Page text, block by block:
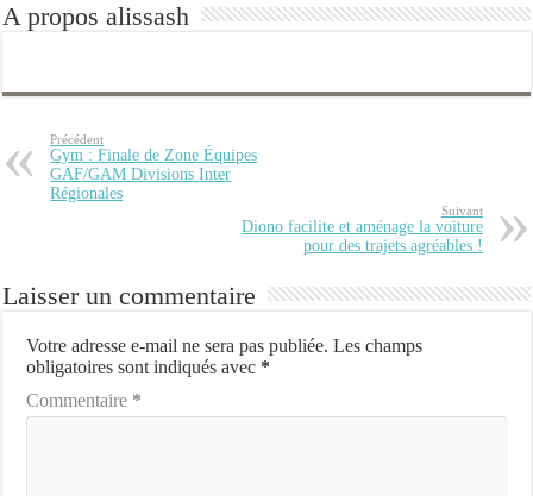
A propos alissash
Précédent
Gym : Finale de Zone Équipes
GAF/GAM Divisions Inter
Régionales
Suivant
Diono facilite et aménage la voiture
pour des trajets agréables !
Laisser un commentaire
Votre adresse e-mail ne sera pas publiée. Les champs
obligatoires sont indiqués avec *
Commentaire *